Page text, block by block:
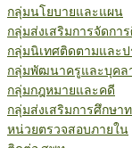
กลุ่มนโยบายและแผน
กลุ่มส่งเสริมการจัดกา
กลุ่มนิเทศติดตามและ
กลุ่มพัฒนาครูและบุคล
กลุ่มกฎหมายและคดี
กลุ่มส่งเสริมการศึกษา
หน่วยตรวจสอบภายใน